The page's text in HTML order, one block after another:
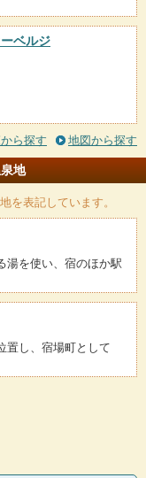
ベルジ
ら探す 地図から探す
地
を表記しています。
湯を使い、宿のほか駅
置し、宿場町として